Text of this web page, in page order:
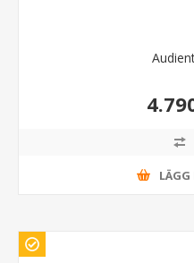
LÄGG